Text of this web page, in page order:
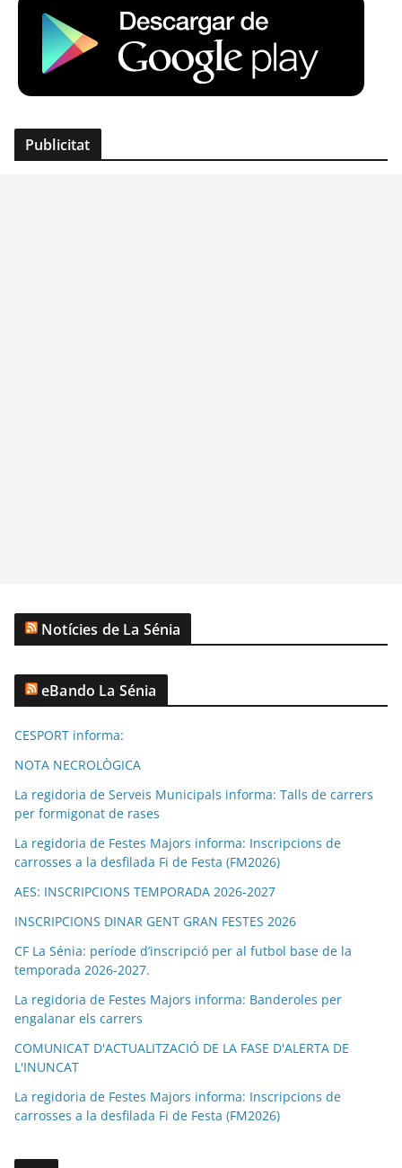
Publicitat
Notícies de La Sénia
eBando La Sénia
CESPORT informa:
NOTA NECROLÒGICA
La regidoria de Serveis Municipals informa: Talls de carrers
per formigonat de rases
La regidoria de Festes Majors informa: Inscripcions de
carrosses a la desfilada Fi de Festa (FM2026)
AES: INSCRIPCIONS TEMPORADA 2026-2027
INSCRIPCIONS DINAR GENT GRAN FESTES 2026
CF La Sénia: període d’inscripció per al futbol base de la
temporada 2026-2027.
La regidoria de Festes Majors informa: Banderoles per
engalanar els carrers
COMUNICAT D'ACTUALITZACIÓ DE LA FASE D'ALERTA DE
L'INUNCAT
La regidoria de Festes Majors informa: Inscripcions de
carrosses a la desfilada Fi de Festa (FM2026)